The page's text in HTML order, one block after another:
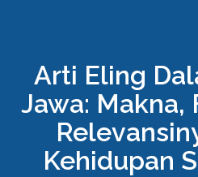
Arti Eling
Jawa: Makna,
Kehidupan